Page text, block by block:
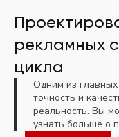
рекламных
цикла
Одним из главных
точность и
реальность. Вы
узнать больше о